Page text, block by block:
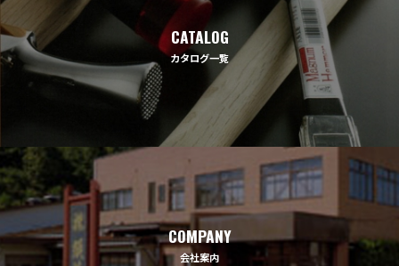
CATALOG
カタログ一覧
COMPANY
会社案内